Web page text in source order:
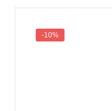
-10%